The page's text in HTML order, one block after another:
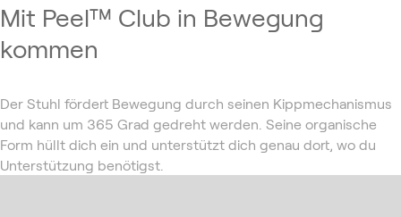
Mit Peel™ Club in Bewegung
kommen
Der Stuhl fördert Bewegung durch seinen Kippmechanismus
und kann um 365 Grad gedreht werden. Seine organische
Form hüllt dich ein und unterstützt dich genau dort, wo du
Unterstützung benötigst.